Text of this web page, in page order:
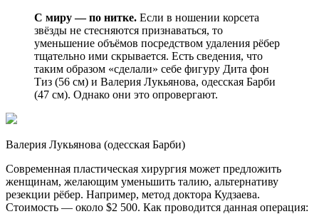
С миру — по нитке. Если в ношении корсета
звёзды не стесняются признаваться, то
уменьшение объёмов посредством удаления рёбер
тщательно ими скрывается. Есть сведения, что
таким образом «сделали» себе фигуру Дита фон
Тиз (56 см) и Валерия Лукьянова, одесская Барби
(47 см). Однако они это опровергают.
Валерия Лукьянова (одесская Барби)
Современная пластическая хирургия может предложить
женщинам, желающим уменьшить талию, альтернативу
резекции рёбер. Например, метод доктора Кудзаева.
Стоимость — около $2 500. Как проводится данная операция: